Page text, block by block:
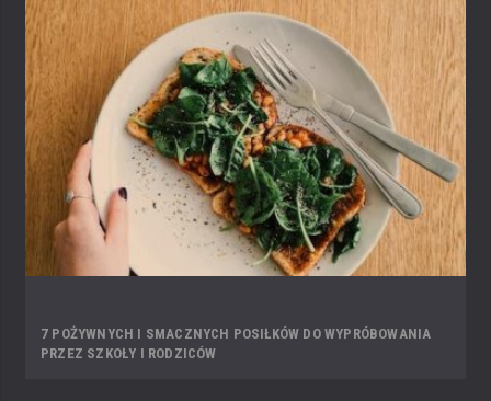
7 POŻYWNYCH I SMACZNYCH POSIŁKÓW DO WYPRÓBOWANIA
PRZEZ SZKOŁY I RODZICÓW